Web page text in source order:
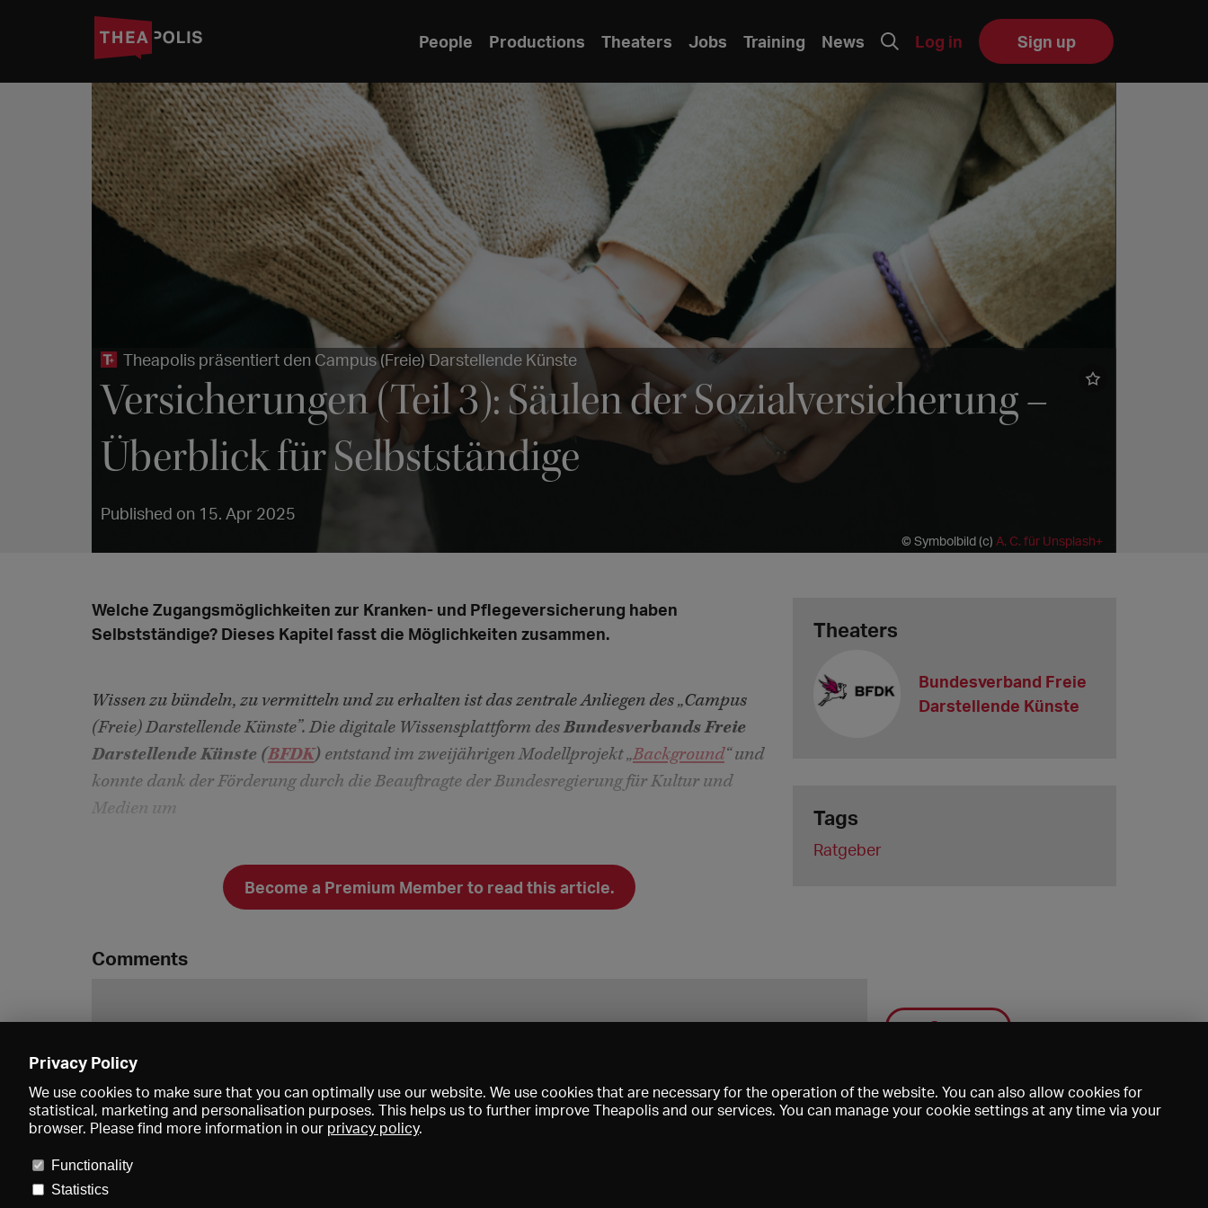
People Productions Theaters Jobs Training News Log in Sign up
Theapolis präsentiert den Campus (Freie) Darstellende Künste
Versicherungen (Teil 3): Säulen der Sozialversicherung –
Überblick für Selbstständige
Published on 15. Apr 2025
© Symbolbild (c) A. C. für Unsplash+
Welche Zugangsmöglichkeiten zur Kranken- und Pflegeversicherung haben
Selbstständige? Dieses Kapitel fasst die Möglichkeiten zusammen.
Wissen zu bündeln, zu vermitteln und zu erhalten ist das zentrale Anliegen des „Campus
(Freie) Darstellende Künste”. Die digitale Wissensplattform desBundesverbands Freie
Darstellende Künste (BFDK) entstand im zweijährigen Modellprojekt „Background“ und
konnte dank der Förderung durch die Beauftragte der Bundesregierung für Kultur und
Medien um
Become a Premium Member to read this article.
Theaters
Bundesverband Freie
Darstellende Künste
Tags
Ratgeber
Comments
Save
Privacy Policy
We use cookies to make sure that you can optimally use our website. We use cookies that are necessary for the operation of the website. You can also allow cookies for
statistical, marketing and personalisation purposes. This helps us to further improve Theapolis and our services. You can manage your cookie settings at any time via your
browser. Please find more information in our privacy policy.
Functionality
Statistics